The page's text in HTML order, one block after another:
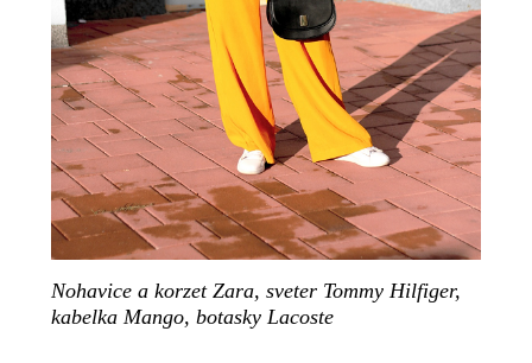
Nohavice a korzet Zara, sveter Tommy Hilfiger,
kabelka Mango, botasky Lacoste